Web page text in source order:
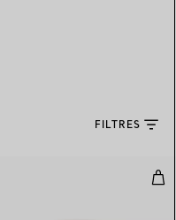
FILTRES
en cristal